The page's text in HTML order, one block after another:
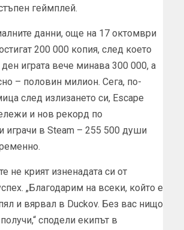
геймплей.
данни, още на 17 октомври
200 000 копия, след което
играта вече минава 300 000, а
– половин милион. Сега, по-
след излизането си, Escape
и нов рекорд по
играчи в Steam – 255 500 души
не крият изненадата си от
„Благодарим на всеки, който е
и вярвал в Duckov. Без вас нищо
сподели екипът в